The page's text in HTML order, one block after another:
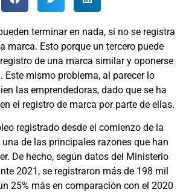
terminar en nada, si no se registra
marca. Esto porque un tercero puede
de una marca similar y oponerse
Este mismo problema, al parecer lo
las emprendedoras, dado que se ha
el registro de marca por parte de ellas.
registrado desde el comienzo de la
de las principales razones que han
De hecho, según datos del Ministerio
2021, se registraron más de 198 mil
25% más en comparación con el 2020